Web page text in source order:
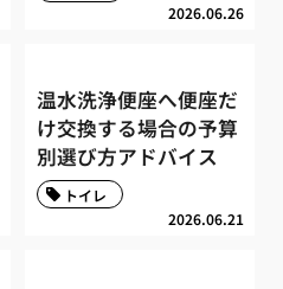
2026.06.26
温水洗浄便座へ便座だ
け交換する場合の予算
別選び方アドバイス
2026.06.21
トイレ